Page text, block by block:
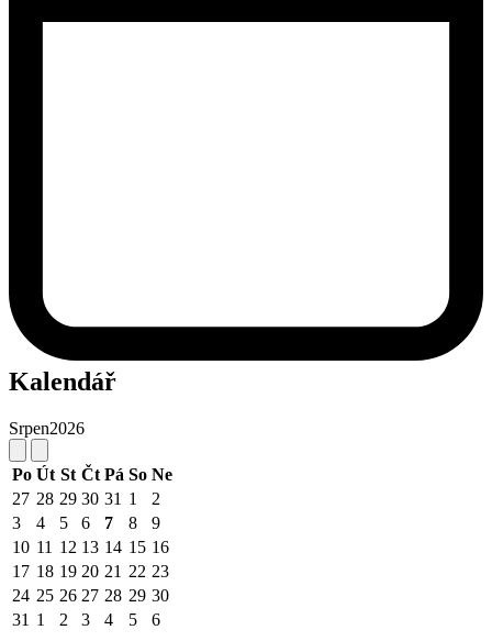
Kalendář
Srpen2026
Po Út St Čt Pá So Ne
27 28 29 30 31 1
2
3
4 5 6 7 8
9
10 11 12 13 14 15 16
17 18 19 20 21 22 23
24 25 26 27 28 29 30
31 1 2 3 4 5 6